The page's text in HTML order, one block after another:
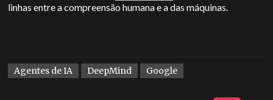
linhas entre a compreensão humana e a das máquinas.
Agentes de IA DeepMind Google